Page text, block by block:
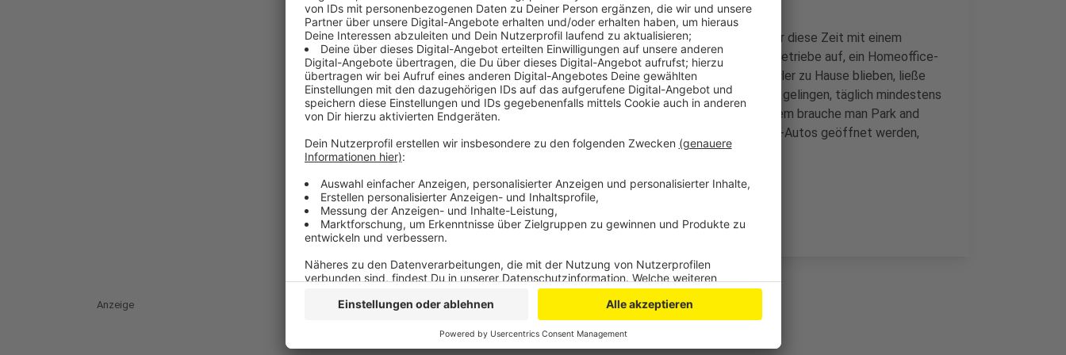
Diese Sperrung soll zweieinhalb Jahre dauern - die IHK rechnet für diese Zeit mit einem
immensen Verkehrschaos. Sie ruft daher die Stadt Bonn und die Betriebe auf, ein Homeoffice-
Konzept zu verabreden. Denn wenn zehn bis 20 Prozent der Pendler zu Hause blieben, ließe
sich die Verkehrssituation spürbar entschärfen, hieß es. Es müsse gelingen, täglich mindestens
10.000 Autos von der Reuterstraße runter zu bekommen. Außerdem brauche man Park and
Ride-Plätze im Stadtgebiet und Umweltspuren sollten auch für E-Autos geöffnet werden,
forderte die IHK.
Anzeige
Anzeige